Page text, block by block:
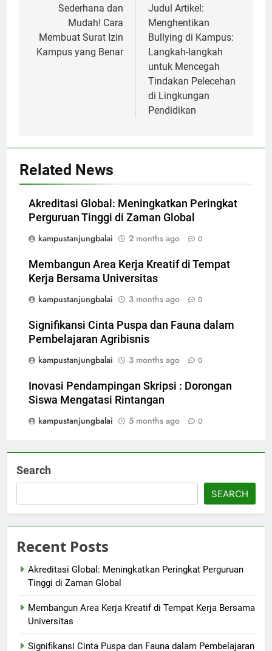
navigation
Sederhana dan
Mudah! Cara
Membuat Surat Izin
Kampus yang Benar
Judul Artikel:
Menghentikan
Bullying di Kampus:
Langkah-langkah
untuk Mencegah
Tindakan Pelecehan
di Lingkungan
Pendidikan
Related News
Akreditasi Global: Meningkatkan Peringkat
Perguruan Tinggi di Zaman Global
kampustanjungbalai
2 months ago 0
Membangun Area Kerja Kreatif di Tempat
Kerja Bersama Universitas
kampustanjungbalai
3 months ago 0
Signifikansi Cinta Puspa dan Fauna dalam
Pembelajaran Agribisnis
kampustanjungbalai
3 months ago 0
Inovasi Pendampingan Skripsi : Dorongan
Siswa Mengatasi Rintangan
kampustanjungbalai
5 months ago 0
Search
SEARCH
Recent Posts
Akreditasi Global: Meningkatkan Peringkat Perguruan
Tinggi di Zaman Global
Membangun Area Kerja Kreatif di Tempat Kerja Bersama
Universitas
Signifikansi Cinta Puspa dan Fauna dalam Pembelajaran